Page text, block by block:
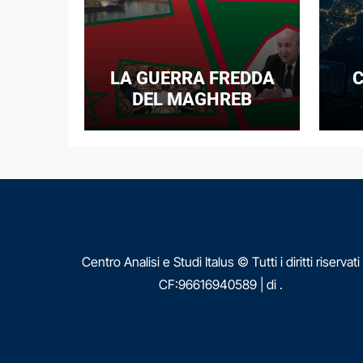
LA GUERRA FREDDA
DEL MAGHREB
Centro Analisi e Studi Italus © Tutti i diritti riservati
CF:96616940589 di .